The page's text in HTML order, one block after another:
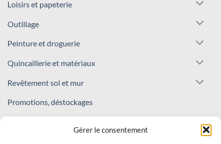
Gérer le consentement
Loisirs et papeterie
Outillage
Peinture et droguerie
Quincaillerie et matériaux
Revêtement sol et mur
Promotions, déstockages
REJOIGNEZ NOTRE COMMUNAUTÉ !